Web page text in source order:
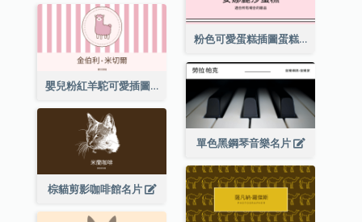
粉色可愛蛋糕插圖蛋糕店名片
嬰兒粉紅羊駝可愛插圖名片
單色黑鋼琴音樂名片
棕貓剪影咖啡館名片